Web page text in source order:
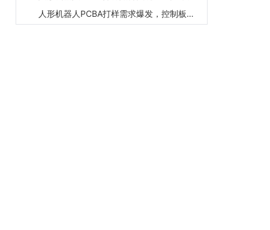
人形机器人PCBA打样需求爆发，控制板和关节驱动板有什么不同？